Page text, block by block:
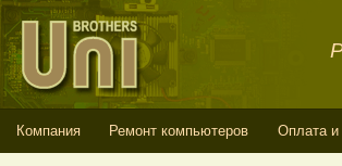
Компания Ремонт компьютеров Оплата и